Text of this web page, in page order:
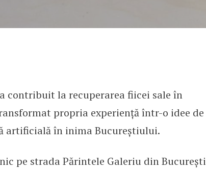
contribuit la recuperarea fiicei sale în
propria experiență într-o idee de
artificială în inima Bucureștiului.
pe strada Părintele Galeriu din București